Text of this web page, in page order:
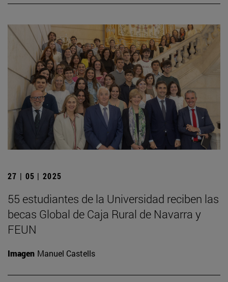
27 | 05 | 2025
55 estudiantes de la Universidad reciben las
becas Global de Caja Rural de Navarra y
FEUN
Imagen Manuel Castells